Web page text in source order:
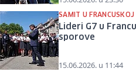
SAMIT U FRANCUSKOJ
Lideri G7 u
sporove
15.06.2026. u 11:44